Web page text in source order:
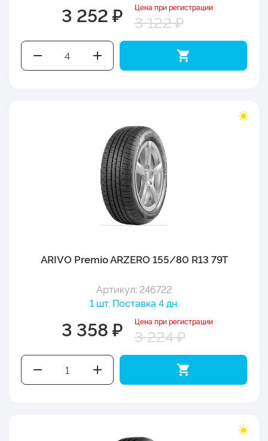
3 252 ₽ Цена при регистрации
3 122 ₽
ARIVO Premio ARZERO 155/80 R13 79T
Артикул: 246722
1 шт. Поставка 4 дн.
3 358 ₽ Цена при регистрации
3 224 ₽